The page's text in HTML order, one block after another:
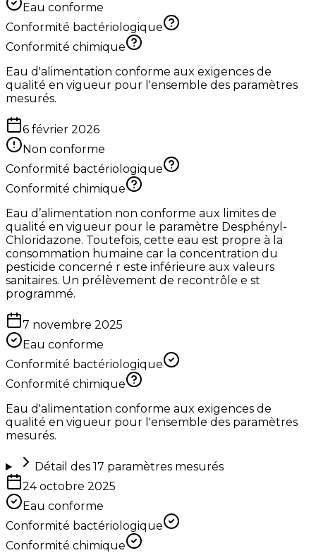
Eau conforme
Conformité bactériologique
Conformité chimique
Eau d'alimentation conforme aux exigences de
qualité en vigueur pour l'ensemble des paramètres
mesurés.
6 février 2026
Non conforme
Conformité bactériologique
Conformité chimique
Eau d’alimentation non conforme aux limites de
qualité en vigueur pour le paramètre Desphényl-
Chloridazone. Toutefois, cette eau est propre à la
consommation humaine car la concentration du
pesticide concerné r este inférieure aux valeurs
sanitaires. Un prélèvement de recontrôle e st
programmé.
7 novembre 2025
Eau conforme
Conformité bactériologique
Conformité chimique
Eau d'alimentation conforme aux exigences de
qualité en vigueur pour l'ensemble des paramètres
mesurés.
Détail des 17 paramètres mesurés
24 octobre 2025
Eau conforme
Conformité bactériologique
Conformité chimique